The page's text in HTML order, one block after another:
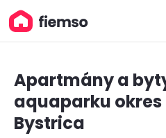
Apartmány a
aquaparku okres
Bystrica